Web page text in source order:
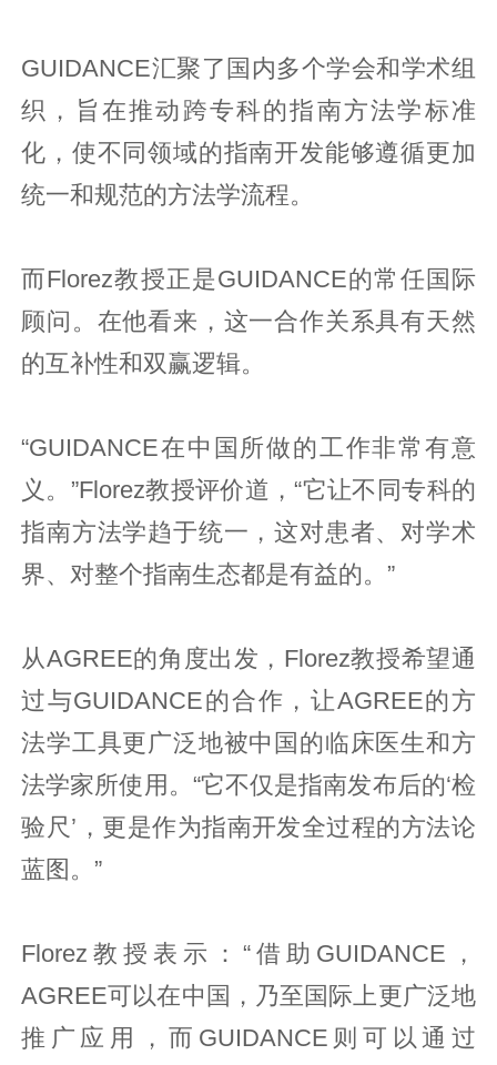
GUIDANCE汇聚了国内多个学会和学术组
织，旨在推动跨专科的指南方法学标准
化，使不同领域的指南开发能够遵循更加
统一和规范的方法学流程。
而Florez教授正是GUIDANCE的常任国际
顾问。在他看来，这一合作关系具有天然
的互补性和双赢逻辑。
“GUIDANCE在中国所做的工作非常有意
义。”Florez教授评价道，“它让不同专科的
指南方法学趋于统一，这对患者、对学术
界、对整个指南生态都是有益的。”
从AGREE的角度出发，Florez教授希望通
过与GUIDANCE的合作，让AGREE的方
法学工具更广泛地被中国的临床医生和方
法学家所使用。“它不仅是指南发布后的‘检
验尺’，更是作为指南开发全过程的方法论
蓝图。”
Florez教授表示：“借助GUIDANCE，
AGREE可以在中国，乃至国际上更广泛地
推广应用，而GUIDANCE则可以通过